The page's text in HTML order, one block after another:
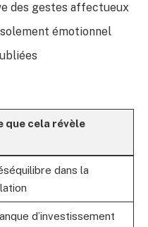
des gestes affectueux
émotionnel
que cela révèle
dans la
d’investissement